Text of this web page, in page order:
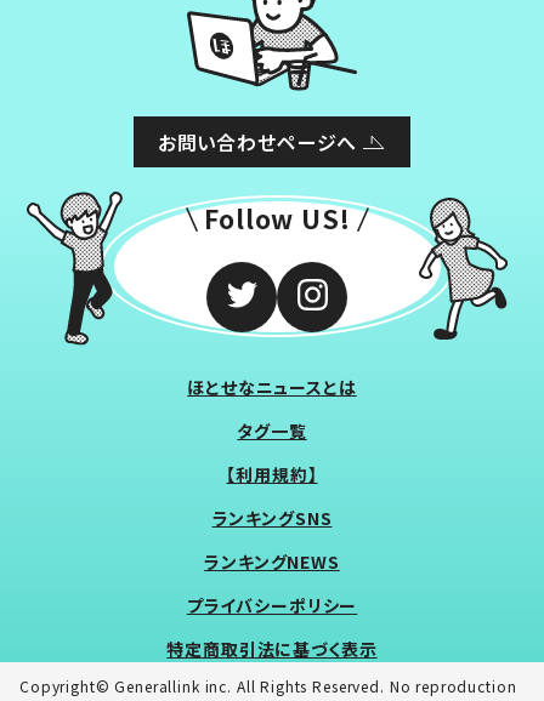
お問い合わせページへ
Follow US!
ほとせなニュースとは
タグ一覧
【利用規約】
ランキングSNS
ランキングNEWS
プライバシーポリシー
特定商取引法に基づく表示
Copyright© Generallink inc. All Rights Reserved. No reproduction